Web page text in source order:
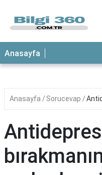
ANASAYFA
Anasayfa
Anasayfa Sorucevap